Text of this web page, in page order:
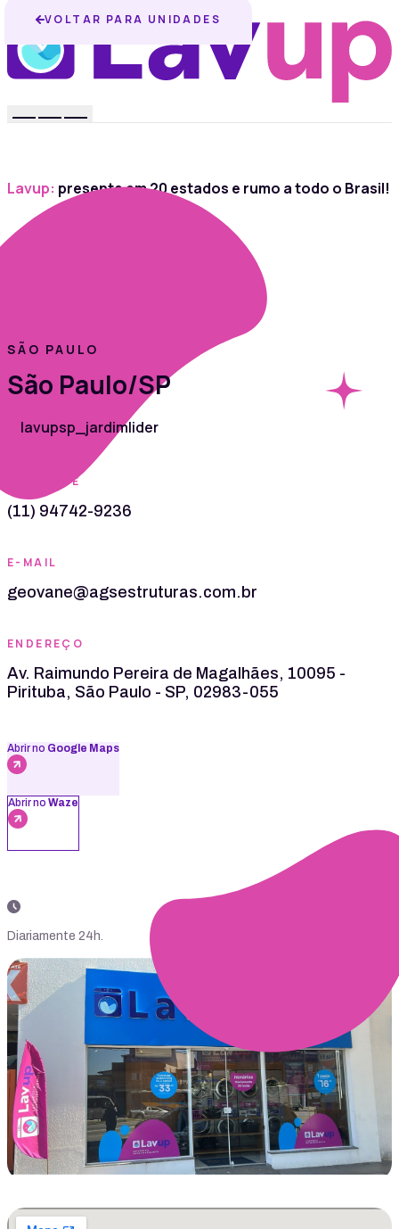
Lavup: presente em 20 estados e rumo a todo o Brasil!
VOLTAR PARA UNIDADES
SÃO PAULO
São Paulo/SP
lavupsp_jardimlider
TELEFONE
(11) 94742-9236
E-MAIL
geovane@agsestruturas.com.br
ENDEREÇO
Av. Raimundo Pereira de Magalhães, 10095 -
Pirituba, São Paulo - SP, 02983-055
Abrir no Google Maps
Abrir no Waze
Diariamente 24h.